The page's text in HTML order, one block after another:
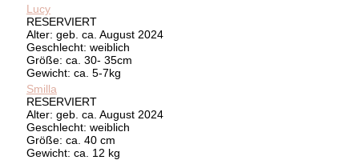
Lucy
RESERVIERT
Alter: geb. ca. August 2024
Geschlecht: weiblich
Größe: ca. 30- 35cm
Gewicht: ca. 5-7kg
Smilla
RESERVIERT
Alter: geb. ca. August 2024
Geschlecht: weiblich
Größe: ca. 40 cm
Gewicht: ca. 12 kg